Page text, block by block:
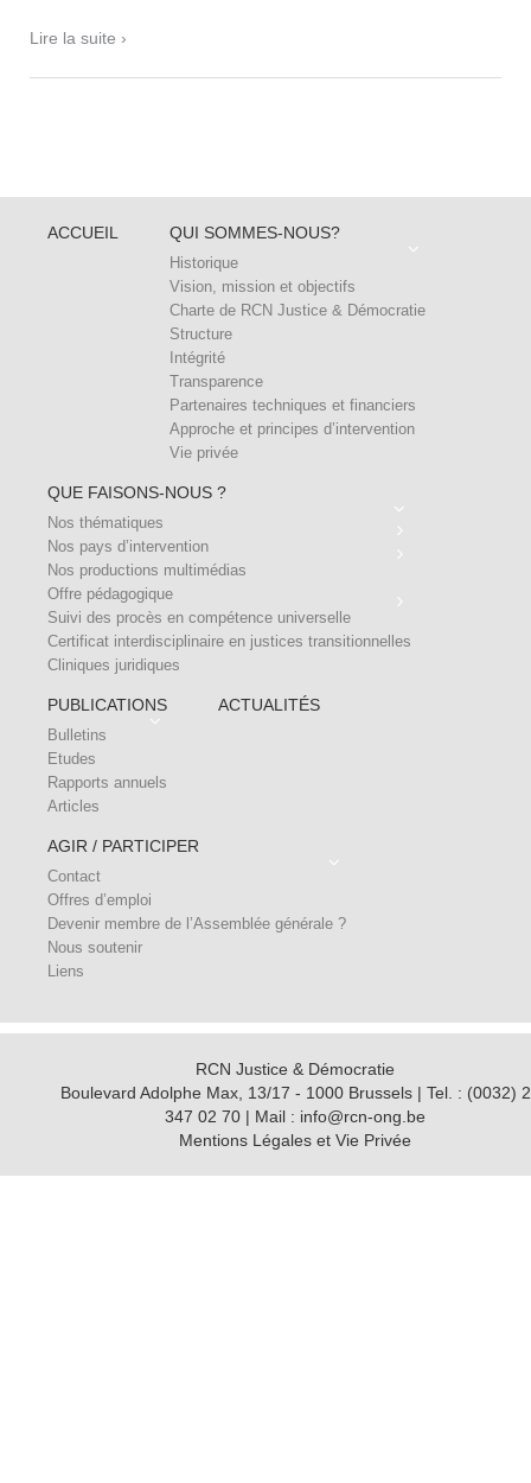
Lire la suite ›
ACCUEIL QUI SOMMES-NOUS?
Historique
Vision, mission et objectifs
Charte de RCN Justice & Démocratie
Structure
Intégrité
Transparence
Partenaires techniques et financiers
Approche et principes d’intervention
Vie privée
QUE FAISONS-NOUS ?
Nos thématiques
Nos pays d’intervention
Nos productions multimédias
Offre pédagogique
Suivi des procès en compétence universelle
Certificat interdisciplinaire en justices transitionnelles
Cliniques juridiques
PUBLICATIONS
Bulletins
Etudes
Rapports annuels
Articles
ACTUALITÉS
AGIR / PARTICIPER
Contact
Offres d’emploi
Devenir membre de l’Assemblée générale ?
Nous soutenir
Liens
RCN Justice & Démocratie
Boulevard Adolphe Max, 13/17 - 1000 Brussels | Tel. : (0032) 2
347 02 70 | Mail : info@rcn-ong.be
Mentions Légales et Vie Privée